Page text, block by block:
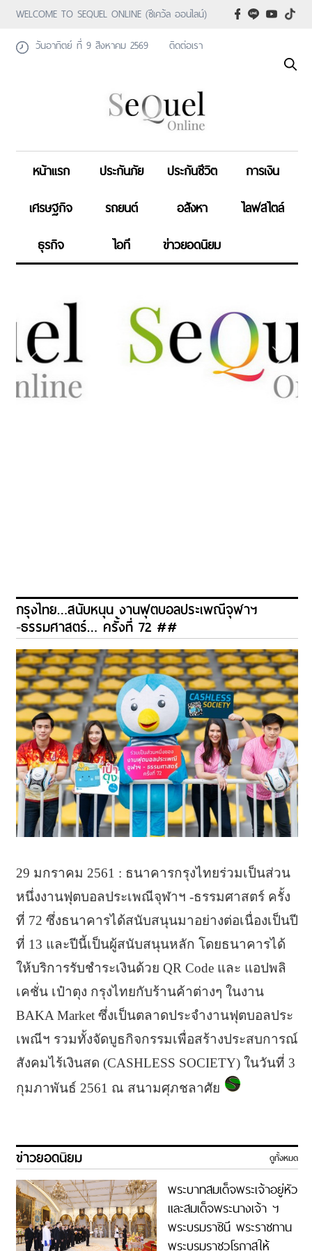
WELCOME TO SEQUEL ONLINE (ซีเคว้ล ออนไลน์)
วันอาทิตย์ ที่ 9 สิงหาคม 2569
ติดต่อเรา
หน้าแรก ประกันภัย ประกันชีวิต
การเงิน
เศรษฐกิจ
รถยนต์ อสังหา
ไลฟสไตล์
ธุรกิจ
ไอที ข่าวยอดนิยม
กรุงไทย…สนับหนุน งานฟุตบอลประเพณีจุฬาฯ
-ธรรมศาสตร์… ครั้งที่ 72 ##
29 มกราคม 2561 : ธนาคารกรุงไทยร่วมเป็นส่วน
หนึ่งงานฟุตบอลประเพณีจุฬาฯ -ธรรมศาสตร์ ครั้ง
ที่ 72 ซึ่งธนาคารได้สนับสนุนมาอย่างต่อเนื่องเป็นปี
ที่ 13 และปีนี้เป็นผู้สนับสนุนหลัก โดยธนาคารได้
ให้บริการรับชำระเงินด้วย QR Code และ แอปพลิ
เคชั่น เป๋าตุง กรุงไทยกับร้านค้าต่างๆ ในงาน
BAKA Market ซึ่งเป็นตลาดประจำงานฟุตบอลประ
เพณีฯ รวมทั้งจัดบูธกิจกรรมเพื่อสร้างประสบการณ์
สังคมไร้เงินสด (CASHLESS SOCIETY) ในวันที่ 3
กุมภาพันธ์ 2561 ณ สนามศุภชลาศัย
ข่าวยอดนิยม ดูทั้งหมด
พระบาทสมเด็จพระเจ้าอยู่หัว
และสมเด็จพระนางเจ้า ฯ
พระบรมราชินี พระราชทาน
พระบรมราชวโรกาสให้